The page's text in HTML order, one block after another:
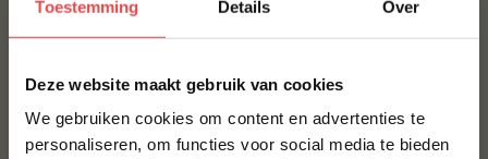
Toestemming Details Over
Deze website maakt gebruik van cookies
We gebruiken cookies om content en advertenties te
personaliseren, om functies voor social media te bieden
Bak de filet kort in de pan en serveer met rijst, groenten
BBQ met een frisse marinade. Een ideale vis voor
snelle, doordeweekse maaltijden of een makkelijke
BBQ.